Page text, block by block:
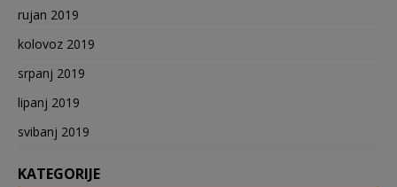
rujan 2019
kolovoz 2019
srpanj 2019
lipanj 2019
svibanj 2019
KATEGORIJE